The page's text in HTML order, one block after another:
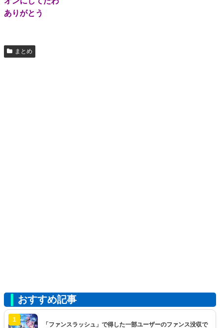
ありがとう
まとめ
おすすめ記事
1
「ファンスラッシュ」で得した一部ユーザーのファンス没収で